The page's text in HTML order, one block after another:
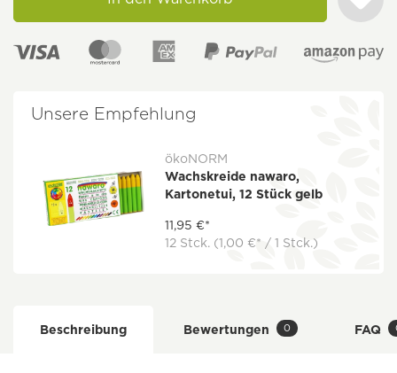
Unsere Empfehlung
ökoNORM
Wachskreide nawaro,
Kartonetui, 12 Stück gelb
11,95 €*
12 Stck. (1,00 €* / 1 Stck.)
Beschreibung Bewertungen 0 FAQ